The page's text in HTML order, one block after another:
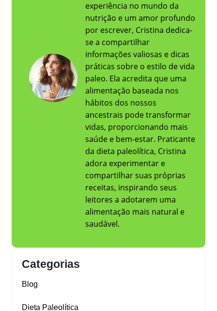
experiência no mundo da
nutrição e um amor profundo
por escrever, Cristina dedica-
se a compartilhar
informações valiosas e dicas
práticas sobre o estilo de vida
paleo. Ela acredita que uma
alimentação baseada nos
hábitos dos nossos
ancestrais pode transformar
vidas, proporcionando mais
saúde e bem-estar. Praticante
da dieta paleolítica, Cristina
adora experimentar e
compartilhar suas próprias
receitas, inspirando seus
leitores a adotarem uma
alimentação mais natural e
saudável.
Categorias
Blog
Dieta Paleolítica